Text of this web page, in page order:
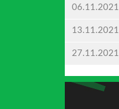
06.11.2021
13.11.2021
27.11.2021